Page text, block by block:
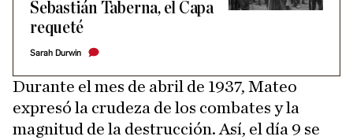
Sebastián Taberna, el Capa
requeté
Sarah Durwin
Durante el mes de abril de 1937, Mateo
expresó la crudeza de los combates y la
magnitud de la destrucción. Así, el día 9 se